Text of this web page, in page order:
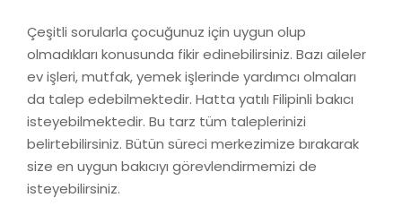
Çeşitli sorularla çocuğunuz için uygun olup
olmadıkları konusunda fikir edinebilirsiniz. Bazı aileler
ev işleri, mutfak, yemek işlerinde yardımcı olmaları
da talep edebilmektedir. Hatta yatılı Filipinli bakıcı
isteyebilmektedir. Bu tarz tüm taleplerinizi
belirtebilirsiniz. Bütün süreci merkezimize bırakarak
size en uygun bakıcıyı görevlendirmemizi de
isteyebilirsiniz.